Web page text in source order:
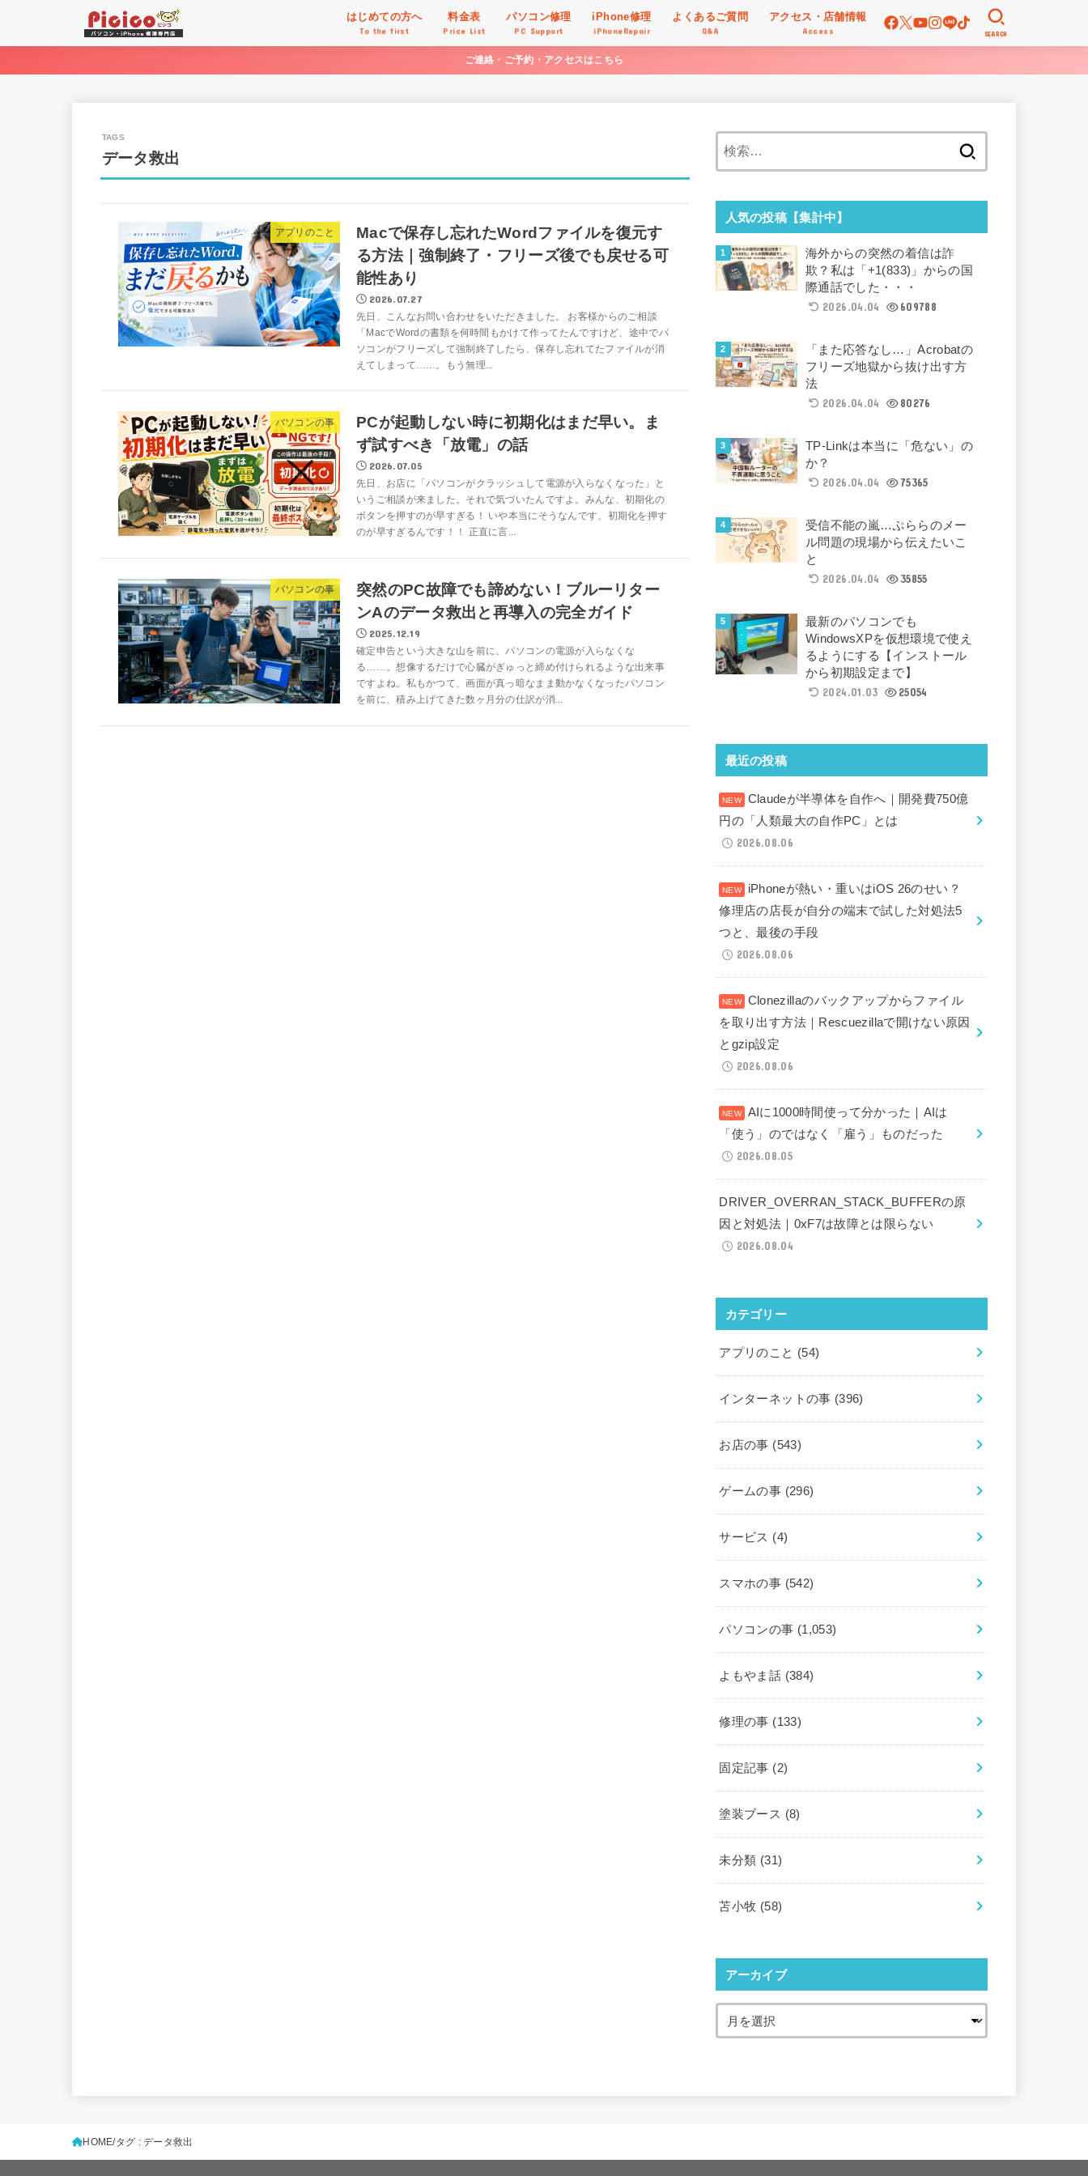
はじめての方へ
To the first
料金表
Price List
パソコン修理
PC Support
iPhone修理
iPhoneRepair
よくあるご質問
Q&A
アクセス・店舗情報
Access SEARCH
ご連絡・ご予約・アクセスはこちら
データ救出
アプリのこと
Macで保存し忘れたWordファイルを復元す
る方法｜強制終了・フリーズ後でも戻せる可
能性あり
2026.07.27
先日、こんなお問い合わせをいただきました。 お客様からのご相談
「MacでWordの書類を何時間もかけて作ってたんですけど、途中でパ
ソコンがフリーズして強制終了したら、保存し忘れてたファイルが消
えてしまって……。もう無理...
パソコンの事
PCが起動しない時に初期化はまだ早い。ま
ず試すべき「放電」の話
2026.07.05
先日、お店に「パソコンがクラッシュして電源が入らなくなった」と
いうご相談が来ました。それで気づいたんですよ。みんな、初期化の
ボタンを押すのが早すぎる！ いや本当にそうなんです、初期化を押す
のが早すぎるんです！！ 正直に言...
パソコンの事
突然のPC故障でも諦めない！ブルーリター
ンAのデータ救出と再導入の完全ガイド
2025.12.19
確定申告という大きな山を前に、パソコンの電源が入らなくな
る……。想像するだけで心臓がぎゅっと締め付けられるような出来事
ですよね。私もかつて、画面が真っ暗なまま動かなくなったパソコン
を前に、積み上げてきた数ヶ月分の仕訳が消...
人気の投稿【集計中】
海外からの突然の着信は詐
欺？私は「+1(833)」からの国
際通話でした・・・
2026.04.04
609788
「また応答なし…」Acrobatの
フリーズ地獄から抜け出す方
法
2026.04.04
80276
TP-Linkは本当に「危ない」の
か？
2026.04.04
75365
受信不能の嵐…ぷららのメー
ル問題の現場から伝えたいこ
と
2026.04.04
35855
最新のパソコンでも
WindowsXPを仮想環境で使え
るようにする【インストール
から初期設定まで】
2024.01.03
25054
最近の投稿
Claudeが半導体を自作へ｜開発費750億
円の「人類最大の自作PC」とは
2026.08.06
iPhoneが熱い・重いはiOS 26のせい？
修理店の店長が自分の端末で試した対処法5
つと、最後の手段
2026.08.06
Clonezillaのバックアップからファイル
を取り出す方法｜Rescuezillaで開けない原因
とgzip設定
2026.08.06
AIに1000時間使って分かった｜AIは
「使う」のではなく「雇う」ものだった
2026.08.05
DRIVER_OVERRAN_STACK_BUFFERの原
因と対処法｜0xF7は故障とは限らない
2026.08.04
カテゴリー
アプリのこと (54)
インターネットの事 (396)
お店の事 (543)
ゲームの事 (296)
サービス (4)
スマホの事 (542)
パソコンの事 (1,053)
よもやま話 (384)
修理の事 (133)
固定記事 (2)
塗装ブース (8)
未分類 (31)
苫小牧 (58)
アーカイブ
HOME タグ : データ救出